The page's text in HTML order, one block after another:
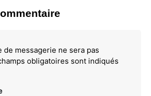
de messagerie ne sera pas
obligatoires sont indiqués